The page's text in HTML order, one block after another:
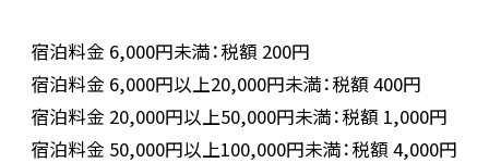
宿泊料金 6,000円未満：税額 200円
宿泊料金 6,000円以上20,000円未満：税額 400円
宿泊料金 20,000円以上50,000円未満：税額 1,000円
宿泊料金 50,000円以上100,000円未満：税額 4,000円